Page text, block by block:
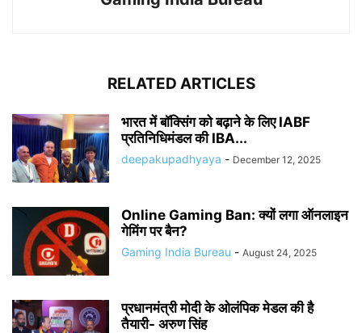
RELATED ARTICLES
भारत में बॉक्सिंग को बढ़ाने के लिए IABF
प्रतिनिधिमंडल की IBA...
deepakupadhyaya - December 12, 2025
Online Gaming Ban: क्यों लगा ऑनलाइन
गेमिंग पर बैन?
Gaming India Bureau - August 24, 2025
प्रधानमंत्री मोदी के ओलंपिक मेडल की है
तैयारी- अरुण सिंह